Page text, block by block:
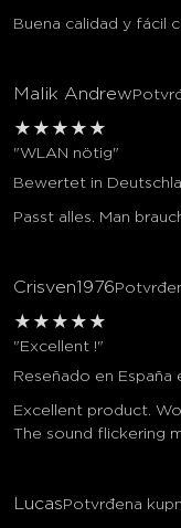
Buena calidad y fácil
Malik Andrew
★ ★ ★ ★ ★
"WLAN nötig"
Bewertet in
Passt alles. Man
Crisven1976
★ ★ ★ ★ ★
"Excellent !"
Reseñado en España
Excellent product.
The sound flickering
LucasPotvrđena